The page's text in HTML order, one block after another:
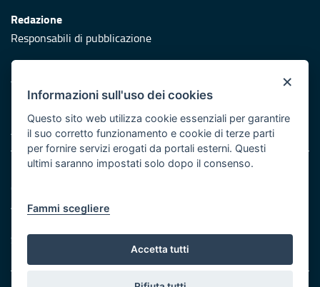
Redazione
Responsabili di pubblicazione
Protezione civile
Vai al sito di Protezione Civile Puglia
Iniziativa finanziata con risorse del POR Puglia 2014/2020 -
Asse XI
Note legali
Cookie e privacy
Atti di notifica
Servizi Intranet
×
Informazioni sull'uso dei cookies
Questo sito web utilizza cookie essenziali per garantire
il suo corretto funzionamento e cookie di terze parti
per fornire servizi erogati da portali esterni. Questi
ultimi saranno impostati solo dopo il consenso.
Fammi scegliere
Accetta tutti